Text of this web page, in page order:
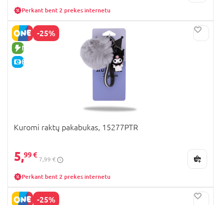
Perkant bent 2 prekes internetu
-25%
NAUJA PREKĖ
E-KAINA
Kuromi raktų pakabukas, 15277PTR
5,99 €
7,99 €
Perkant bent 2 prekes internetu
-25%